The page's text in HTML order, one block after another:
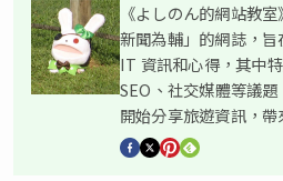
《よしのん的網站教
新聞為輔」的網誌，
IT 資訊和心得，其中
SEO、社交媒體等議
開始分享旅遊資訊，帶